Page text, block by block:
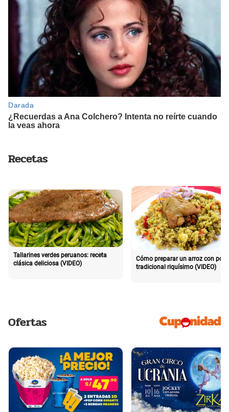
Recetas
Tallarines verdes peruanos: receta
clásica deliciosa (VIDEO)
Cómo preparar un arroz con pollo
tradicional riquísimo (VIDEO)
Ofertas